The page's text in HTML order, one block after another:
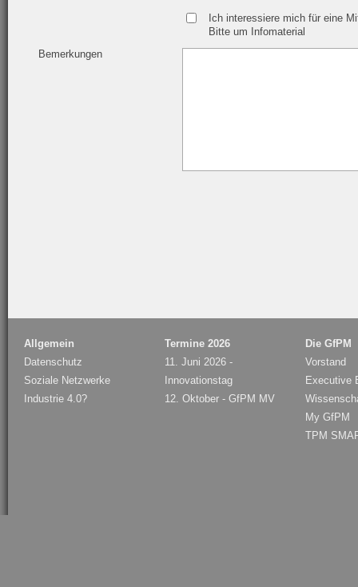
Ich interessiere mich für eine
Bitte um Infomaterial
Bemerkungen
Allgemein
Datenschutz
Soziale Netzwerke
Industrie 4.0?
Termine 2026
11. Juni 2026 -
Innovationstag
12. Oktober - GfPM MV
Die GfPM
Vorstand
Executive
My GfPM
TPM